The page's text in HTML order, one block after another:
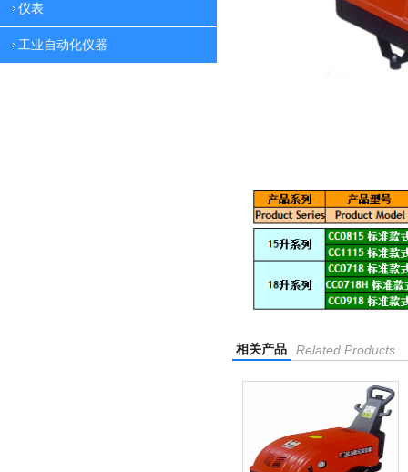
仪表
工业自动化仪器
相关产品 Related Products